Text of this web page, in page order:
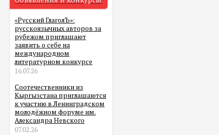
«Русский ГлаголЪ»:
русскоязычных авторов за
рубежом приглашают
заявить о себе на
международном
литературном конкурсе
16.07.26
Соотечественники из
Кыргызстана приглашаются
к участию в Ленинградском
молодёжном форуме им.
Александра Невского
07.02.26